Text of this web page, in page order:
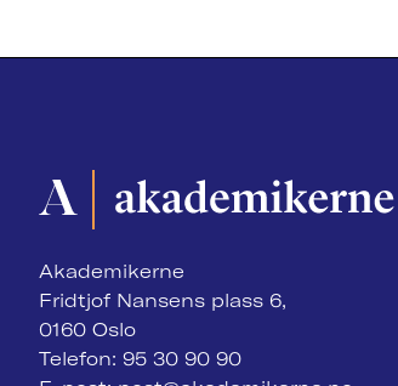
Akademikerne
Fridtjof Nansens plass 6,
0160 Oslo
Telefon: 95 30 90 90